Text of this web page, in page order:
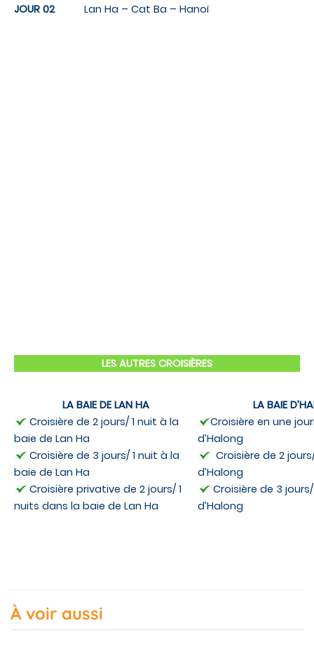
JOUR 02
Lan Ha – Cat Ba – Hanoï
LES AUTRES CROISIÈRES
LA BAIE DE LAN HA
LA BAIE
Croisière de 2 jours/ 1 nuit à la
baie de Lan Ha
Croisière en une
d’Halong
Croisière de 3 jours/ 1 nuit à la
baie de Lan Ha
Croisière de 2
d’Halong
Croisière privative de 2 jours/ 1
nuits dans la baie de Lan Ha
Croisière de 3
d’Halong
À voir aussi